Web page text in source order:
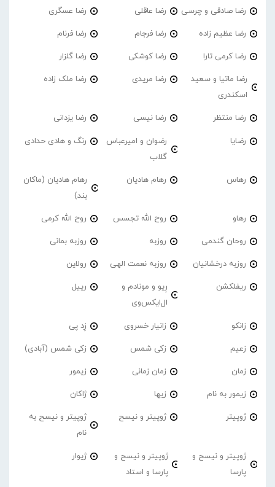
رضا صادقی و چرسی رضا عاقلی رضا عسگری
رضا عظیم زاده رضا فرجام رضا فرنام
رضا کرمی تارا رضا کوشکی رضا گلزار
رضا ماتیا و سعید
اسکندری
رضا مریدی رضا ملک زاده
رضا منتظر رضا نیسی رضا یزدانی
رضایا
رضوان و امیرعباس
گلاب
رنگ و هادی حدادی
رهاس رهام هادیان
رهام هادیان (ماکان
بند)
رهاو روح الله تجسس روح الله کرمی
روحان گندمی روزبه روزبه بمانی
روزبه درخشانیان روزبه نعمت الهی رولاین
ریفلکشن
رِیو و مونادم و
ال‌ایکس‌وی
رییل
زانکو زانیار خسروی زِد پی
زعیم زکی شمس زکی شمس (آبادی)
زمان زمان زمانی زیمور
زیمور به نام زیها ژاکان
ژوپیتر ژوپیتر و نیسح
ژوپیتر و نیسح به
نام
ژوپیتر و نیسح و
پارسا
ژوپیتر و نیسح و
پارسا و استاد
ژیوار